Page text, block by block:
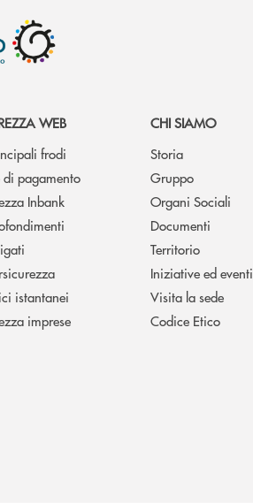
WEB
frodi
di pagamento
Inbank
istantanei
imprese
CHI SIAMO
Storia
Gruppo
Organi Sociali
Documenti
Territorio
Iniziative ed eventi
Visita la sede
Codice Etico